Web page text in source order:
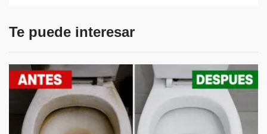
Te puede interesar